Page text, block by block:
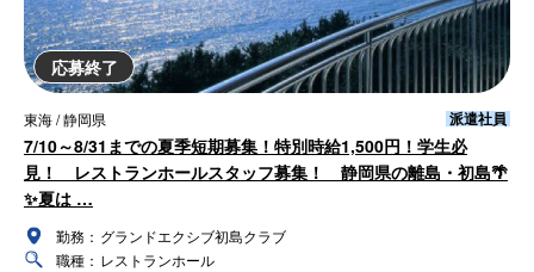
応募終了
東海 / 静岡県 派遣社員
7/10～8/31までの夏季短期募集！特別時給1,500円！学生必
見！ レストランホールスタッフ募集！ 静岡県の離島・初島🌴
✨夏は …
勤務： グランドエクシブ初島クラブ
職種： レストランホール